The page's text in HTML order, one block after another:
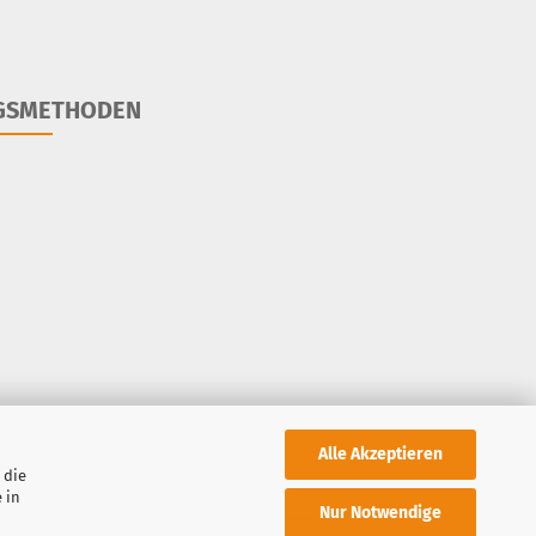
die
in
Alle Akzeptieren
Nur Notwendige